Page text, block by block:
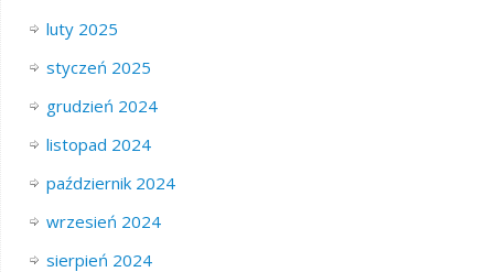
luty 2025
styczeń 2025
grudzień 2024
listopad 2024
październik 2024
wrzesień 2024
sierpień 2024